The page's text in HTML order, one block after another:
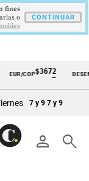
COP$3672
—
DESEMPLEO
7 y 9 7 y 9
person search
fines
o
CONTINUAR